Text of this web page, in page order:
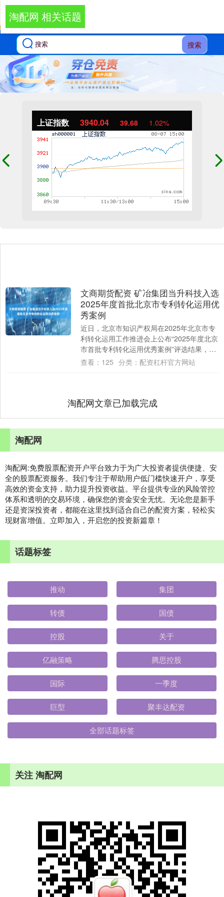
搜索
上证指数 3940.04 39.68 1.02%
淘配网 相关话题
文商期货配资 矿冶集团当升科技入选
2025年度首批北京市专利转化运用优
秀案例
近日，北京市知识产权局在2025年北京市专
利转化运用工作推进会上公布“2025年度北京
市首批专利转化运用优秀案例”评选结果，矿
冶集团当升科技（300073）“单....
查看： 125 分类： 配资杠杆官方网站
淘配网文章已加载完成
淘配网
淘配网:免费股票配资开户平台致力于为广大投资者提供便捷、安
全的股票配资服务。我们专注于帮助用户低门槛快速开户，享受
高效的资金支持，助力提升投资收益。平台提供专业的风险管控
体系和透明的交易环境，确保您的资金安全无忧。无论您是新手
还是资深投资者，都能在这里找到适合自己的配资方案，轻松实
现财富增值。立即加入，开启您的投资新篇章！
话题标签
推动 集团
转债 国债
控股 关于
亿融策略 腾思控股
国际 一季度
巨型 聚丰达配资
全部话题标签
关注 淘配网